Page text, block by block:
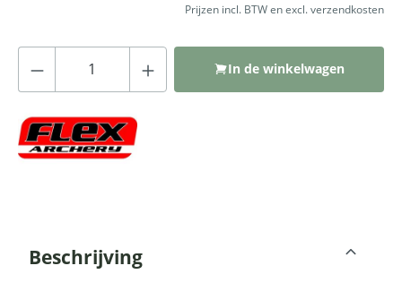
Prijzen incl. BTW en excl. verzendkosten
Producthoeveelheid: Voer de
In de winkelwagen
Beschrijving